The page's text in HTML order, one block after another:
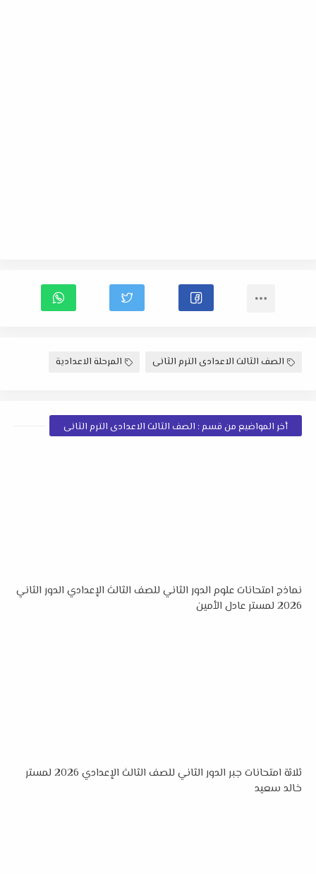
الصف الثالث الاعدادى الترم الثانى المرحلة الاعدادية
أخر المواضيع من قسم : الصف الثالث الاعدادى الترم الثانى
نماذج امتحانات علوم الدور الثاني للصف الثالث الإعدادي الدور الثاني
2026 لمستر عادل الأمين
ثلاثة امتحانات جبر الدور الثاني للصف الثالث الإعدادي 2026 لمستر
خالد سعيد